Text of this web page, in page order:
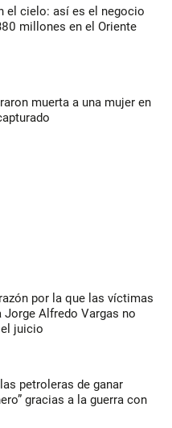
el cielo: así es el negocio
millones en el Oriente
muerta a una mujer en
por la que las víctimas
Alfredo Vargas no
juicio
petroleras de ganar
gracias a la guerra con